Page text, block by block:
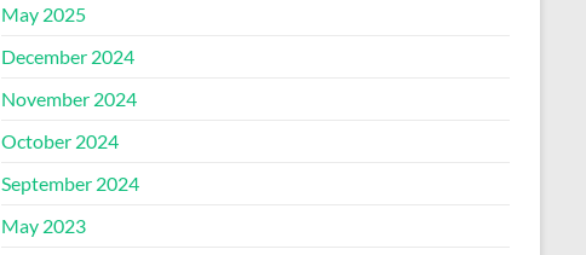
May 2025
December 2024
November 2024
October 2024
September 2024
May 2023